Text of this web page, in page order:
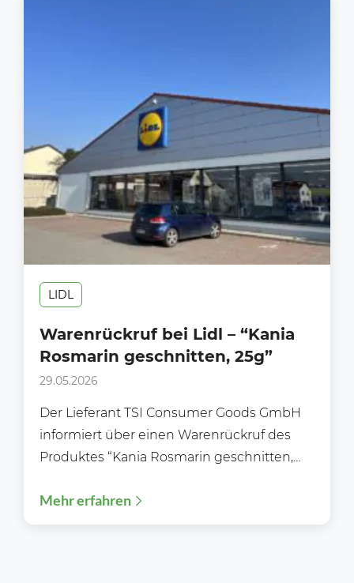
LIDL
Warenrückruf bei Lidl – “Kania
Rosmarin geschnitten, 25g”
29.05.2026
Der Lieferant TSI Consumer Goods GmbH
informiert über einen Warenrückruf des
Produktes “Kania Rosmarin geschnitten,
GmbH...
Mehr erfahren